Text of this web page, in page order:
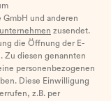
GmbH und anderen
zusendet.
die Öffnung der E-
Zu diesen genannten
personenbezogenen
Diese Einwilligung
z.B. per